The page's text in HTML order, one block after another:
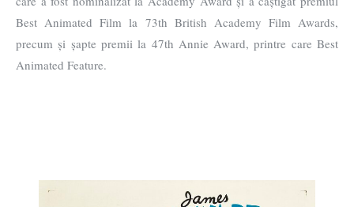
Best Animated Film la 73th British Academy Film Awards,
precum și șapte premii la 47th Annie Award, printre care Best
Animated Feature.